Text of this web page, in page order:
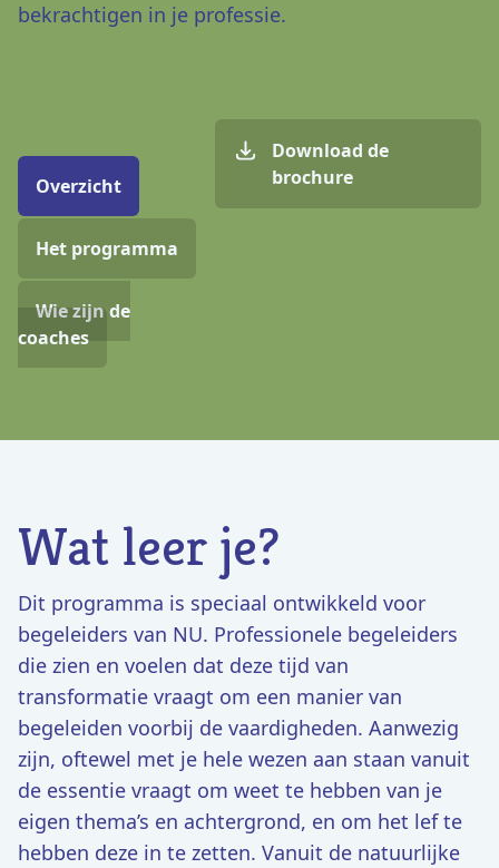
bekrachtigen in je professie.
Overzicht
Het programma
Wie zijn de
coaches
Download de
brochure
Wat leer je?
Dit programma is speciaal ontwikkeld voor
begeleiders van NU. Professionele begeleiders
die zien en voelen dat deze tijd van
transformatie vraagt om een manier van
begeleiden voorbij de vaardigheden. Aanwezig
zijn, oftewel met je hele wezen aan staan vanuit
de essentie vraagt om weet te hebben van je
eigen thema’s en achtergrond, en om het lef te
hebben deze in te zetten. Vanuit de natuurlijke